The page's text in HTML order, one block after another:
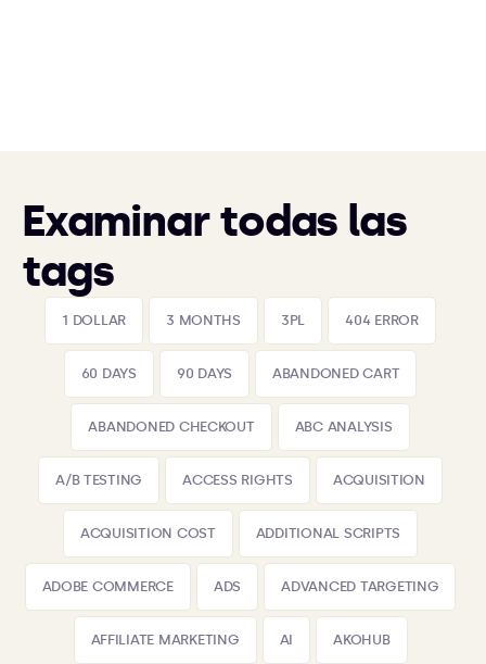
Examinar todas las
tags
1 DOLLAR 3 MONTHS 3PL 404 ERROR
60 DAYS 90 DAYS ABANDONED CART
ABANDONED CHECKOUT ABC ANALYSIS
A/B TESTING ACCESS RIGHTS ACQUISITION
ACQUISITION COST ADDITIONAL SCRIPTS
ADOBE COMMERCE ADS ADVANCED TARGETING
AFFILIATE MARKETING AI AKOHUB